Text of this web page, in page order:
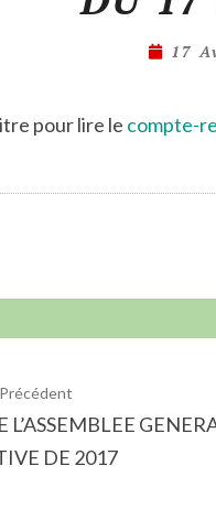
17
pour lire le compte-
L’ASSEMBLEE
DE 2017